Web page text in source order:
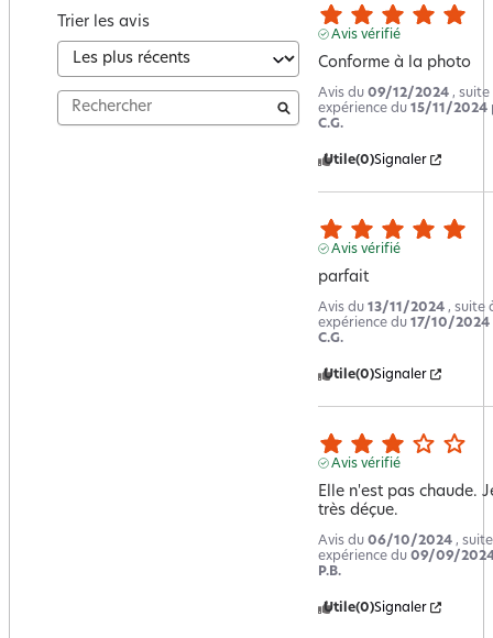
Trier les avis
Avis vérifié
Conforme à la photo
Avis du 09/12/2024 , suite
expérience du 15/11/2024
C.G.
Utile(0)Signaler
Avis vérifié
parfait
Avis du 13/11/2024 , suite
expérience du 17/10/2024
C.G.
Utile(0)Signaler
Avis vérifié
Elle n'est pas chaude.
très déçue.
Avis du 06/10/2024 ,
expérience du 09/09/
P.B.
Utile(0)Signaler